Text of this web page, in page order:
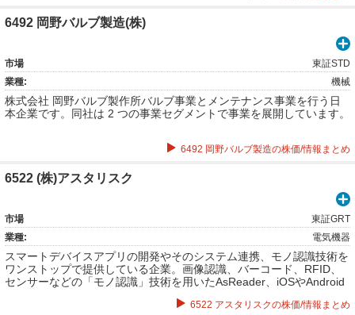
6492 岡野バルブ製造(株)
市場
東証STD
業種:
機械
株式会社 岡野バルブ製作所バルブ事業とメンテナンス事業を行う日
本企業です。同社は 2 つの事業セグメントで事業を展開しています。
6492 岡野バルブ製造の株価/情報まとめ
6522 (株)アスタリスク
市場
東証GRT
業種:
電気機器
スマートデバイスアプリの開発やそのシステム連携、モノ認識技術を
ワンストップで提供している企業。画像認識、バーコード、RFID、
センサーなどの「モノ認識」技術を用いたAsReader、iOSやAndroid
販売。画像認識、バーコード、RFID、センサーなどの「モノ認識」
6522 アスタリスクの株価/情報まとめ